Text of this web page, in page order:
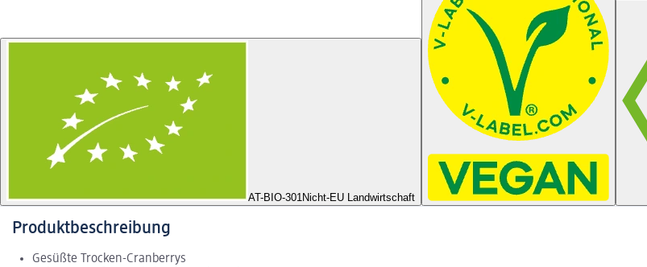
AT-BIO-301 Nicht-EU Landwirtschaft
Produktbeschreibung
Gesüßte Trocken-Cranberrys